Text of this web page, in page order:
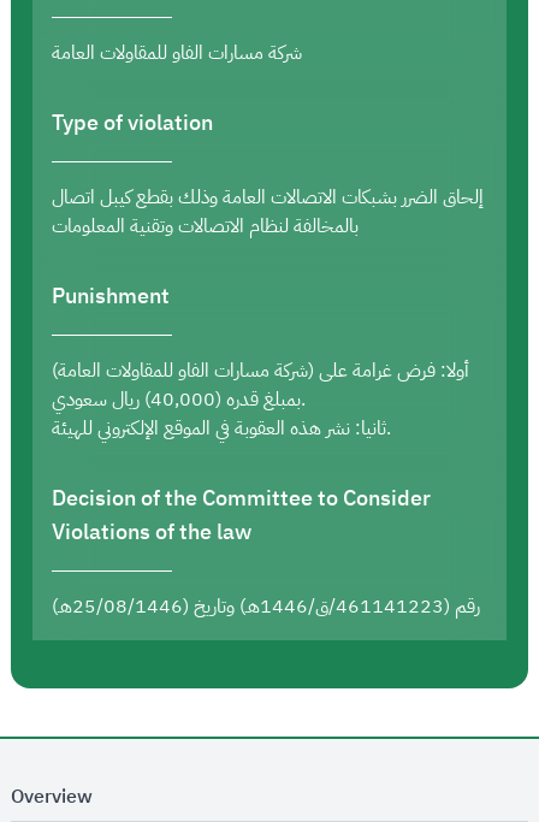
شركة مسارات الفاو للمقاولات العامة
Type of violation
إلحاق الضرر بشبكات الاتصالات العامة وذلك بقطع كيبل اتصال
بالمخالفة لنظام الاتصالات وتقنية المعلومات
Punishment
أولا: فرض غرامة على (شركة مسارات الفاو للمقاولات العامة)
بمبلغ قدره (40,000) ريال سعودي.
ثانيا: نشر هذه العقوبة في الموقع الإلكتروني للهيئة.
Decision of the Committee to Consider
Violations of the law
رقم (461141223/ق/1446هـ) وتاريخ (25/08/1446هـ)
Overview